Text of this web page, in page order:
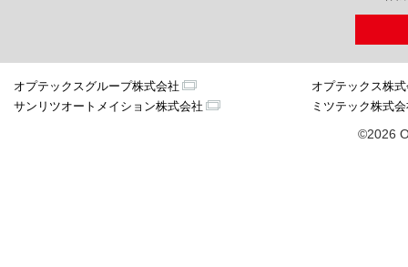
オプテックスグループ株式会社
オプテックス株
サンリツオートメイション株式会社
ミツテック株式
©2026